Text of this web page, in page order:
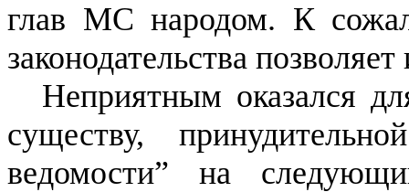
глав МС народом. К
законодательства
Неприятным оказался
существу,
ведомости” на